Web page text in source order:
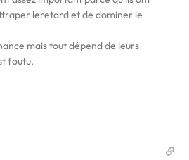
leretard et de dominer le
mais tout dépend de leurs
foutu.